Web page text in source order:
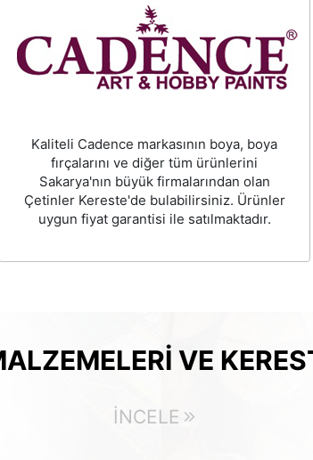
Kaliteli Cadence markasının boya, boya
fırçalarını ve diğer tüm ürünlerini
Sakarya'nın büyük firmalarından olan
Çetinler Kereste'de bulabilirsiniz. Ürünler
uygun fiyat garantisi ile satılmaktadır.
VE
İNCELE